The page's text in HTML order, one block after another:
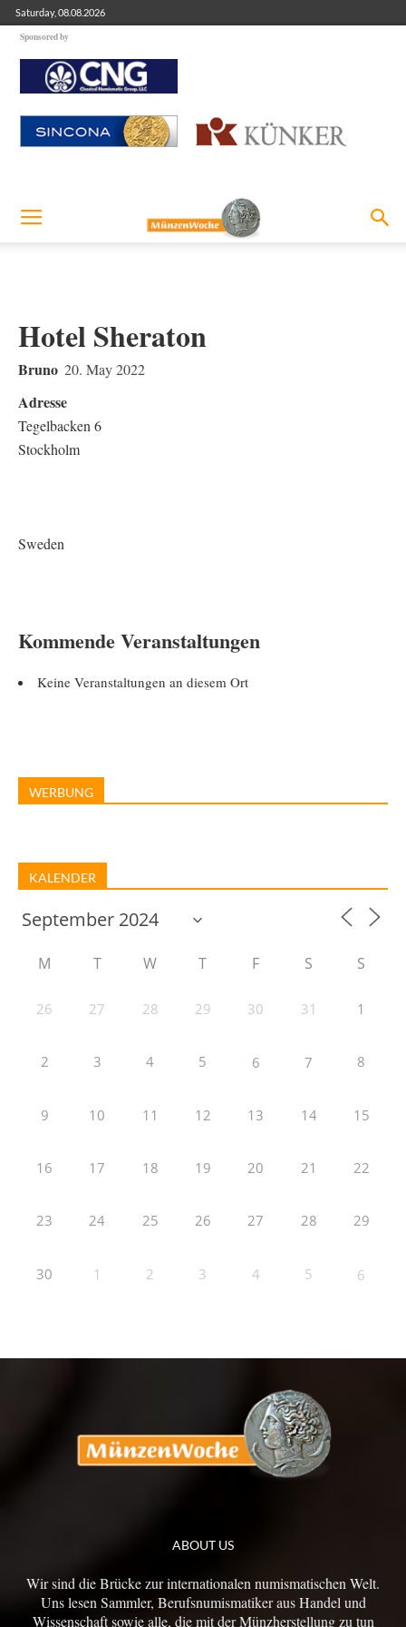
Saturday, 08.08.2026
Sponsored by
Hotel Sheraton
Bruno 20. May 2022
Adresse
Tegelbacken 6
Stockholm
Sweden
Kommende Veranstaltungen
Keine Veranstaltungen an diesem Ort
WERBUNG
KALENDER
M T W T F S S
26 27 28 29 30 31 1
2 3 4 5 6 7 8
9 10 11 12 13 14 15
16 17 18 19 20 21 22
23 24 25 26 27 28 29
30 1 2 3 4 5 6
ABOUT US
Wir sind die Brücke zur internationalen numismatischen Welt.
Uns lesen Sammler, Berufsnumismatiker aus Handel und
Wissenschaft sowie alle, die mit der Münzherstellung zu tun